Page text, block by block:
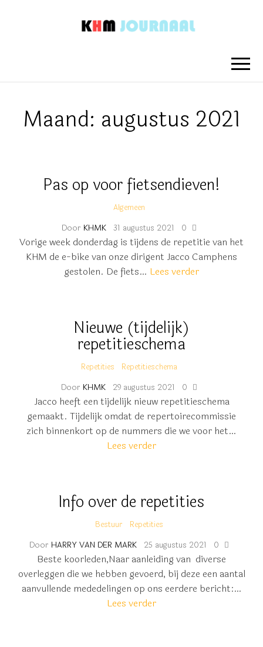
KHM
JOURNAAL
Nieuwsberichten van het Koninklijk
Maand: augustus 2021
Pas op voor fietsendieven!
Algemeen
Door KHMK 31 augustus 2021 0
Vorige week donderdag is tijdens de repetitie van het
KHM de e-bike van onze dirigent Jacco Camphens
gestolen. De fiets… Lees verder
Nieuwe (tijdelijk)
repetitieschema
Repetities Repetitieschema
Door KHMK 29 augustus 2021 0
Jacco heeft een tijdelijk nieuw repetitieschema
gemaakt. Tijdelijk omdat de repertoirecommissie
zich binnenkort op de nummers die we voor het…
Lees verder
Info over de repetities
Bestuur Repetities
Door HARRY VAN DER MARK 25 augustus 2021 0
Beste koorleden,Naar aanleiding van diverse
overleggen die we hebben gevoerd, bij deze een aantal
aanvullende mededelingen op ons eerdere bericht:…
Lees verder